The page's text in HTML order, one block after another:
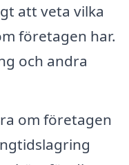
att veta vilka
företagen har.
och andra
om företagen